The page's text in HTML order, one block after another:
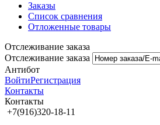
Заказы
Список сравнения
Отложенные товары
Отслеживание заказа
Отслеживание заказа
Антибот
ВойтиРегистрация
Контакты
Контакты
+7(916)320-18-11